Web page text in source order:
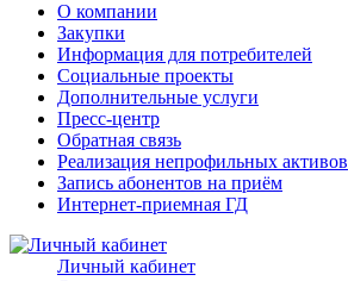
О компании
Закупки
Информация для потребителей
Социальные проекты
Дополнительные услуги
Пресс-центр
Обратная связь
Реализация непрофильных активов
Запись абонентов на приём
Интернет-приемная ГД
Личный кабинет